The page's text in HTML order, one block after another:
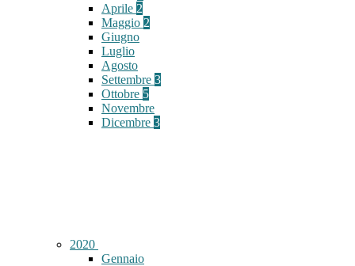
Aprile 2
Maggio 2
Giugno
Luglio
Agosto
Settembre 3
Ottobre 5
Novembre
Dicembre 3
2020
Gennaio